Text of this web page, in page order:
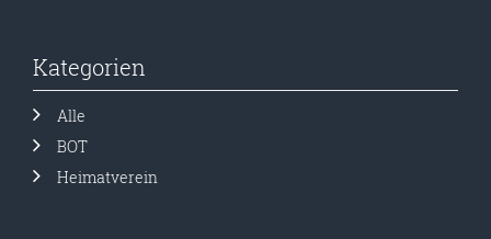
Kategorien
Alle
BOT
Heimatverein